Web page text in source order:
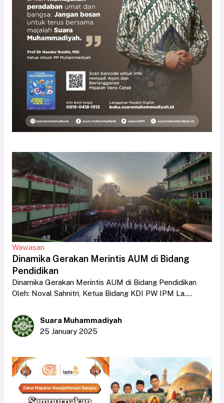
Wawasan
Dinamika Gerakan Merintis AUM di Bidang
Pendidikan
Dinamika Gerakan Merintis AUM di Bidang Pendidikan
Oleh: Noval Sahnitri, Ketua Bidang KDI PW IPM La....
Suara Muhammadiyah
25 January 2025